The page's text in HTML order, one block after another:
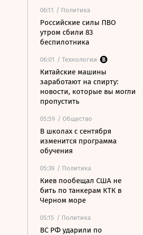
06:11 / Политика
Российские силы ПВО
утром сбили 83
беспилотника
06:01 / Технологии
Китайские машины
заработают на спирту:
новости, которые вы могли
пропустить
05:59 / Общество
В школах с сентября
изменится программа
обучения
05:39 / Политика
Киев пообещал США не
бить по танкерам КТК в
Черном море
05:15 / Политика
ВС РФ ударили по